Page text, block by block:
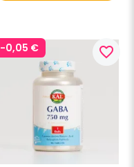
-0,05 € favorite_border